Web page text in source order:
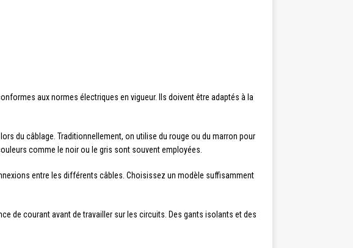
aux normes électriques en vigueur. Ils doivent être adaptés à la
du câblage. Traditionnellement, on utilise du rouge ou du marron pour
comme le noir ou le gris sont souvent employées.
entre les différents câbles. Choisissez un modèle suffisamment
de courant avant de travailler sur les circuits. Des gants isolants et des